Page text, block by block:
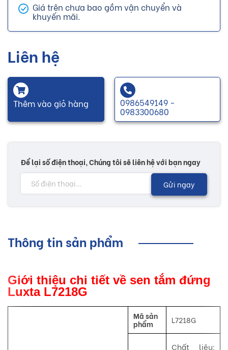
Giá trên chưa bao gồm vận chuyển và
khuyến mãi.
Liên hệ
Thêm vào giỏ hàng 0986549149 -
0983300680
Để lại số điện thoại, Chúng tôi sẽ liên hệ với bạn ngay
Gửi ngay
Thông tin sản phẩm
Giới thiệu chi tiết về sen tắm đứng
Luxta L7218G
Mã sản
phẩm L7218G
Chất liệu: